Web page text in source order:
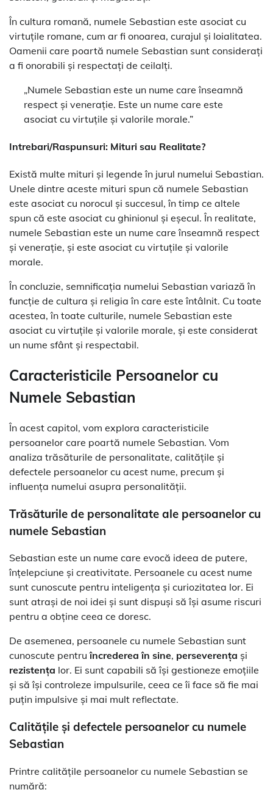
În cultura romană, numele Sebastian este asociat cu
virtuțile romane, cum ar fi onoarea, curajul și loialitatea.
Oamenii care poartă numele Sebastian sunt considerați
a fi onorabili și respectați de ceilalți.
„Numele Sebastian este un nume care înseamnă
respect și venerație. Este un nume care este
asociat cu virtuțile și valorile morale.”
Intrebari/Raspunsuri: Mituri sau Realitate?
Există multe mituri și legende în jurul numelui Sebastian.
Unele dintre aceste mituri spun că numele Sebastian
este asociat cu norocul și succesul, în timp ce altele
spun că este asociat cu ghinionul și eșecul. În realitate,
numele Sebastian este un nume care înseamnă respect
și venerație, și este asociat cu virtuțile și valorile
morale.
În concluzie, semnificația numelui Sebastian variază în
funcție de cultura și religia în care este întâlnit. Cu toate
acestea, în toate culturile, numele Sebastian este
asociat cu virtuțile și valorile morale, și este considerat
un nume sfânt și respectabil.
Caracteristicile Persoanelor cu
Numele Sebastian
În acest capitol, vom explora caracteristicile
persoanelor care poartă numele Sebastian. Vom
analiza trăsăturile de personalitate, calitățile și
defectele persoanelor cu acest nume, precum și
influența numelui asupra personalității.
Trăsăturile de personalitate ale persoanelor cu
numele Sebastian
Sebastian este un nume care evocă ideea de putere,
înțelepciune și creativitate. Persoanele cu acest nume
sunt cunoscute pentru inteligența și curiozitatea lor. Ei
sunt atrași de noi idei și sunt dispuși să își asume riscuri
pentru a obține ceea ce doresc.
De asemenea, persoanele cu numele Sebastian sunt
cunoscute pentruîncrederea în sine, perseverența și
rezistența lor. Ei sunt capabili să își gestioneze emoțiile
și să își controleze impulsurile, ceea ce îi face să fie mai
puțin impulsive și mai mult reflectate.
Calitățile și defectele persoanelor cu numele
Sebastian
Printre calitățile persoanelor cu numele Sebastian se
numără: